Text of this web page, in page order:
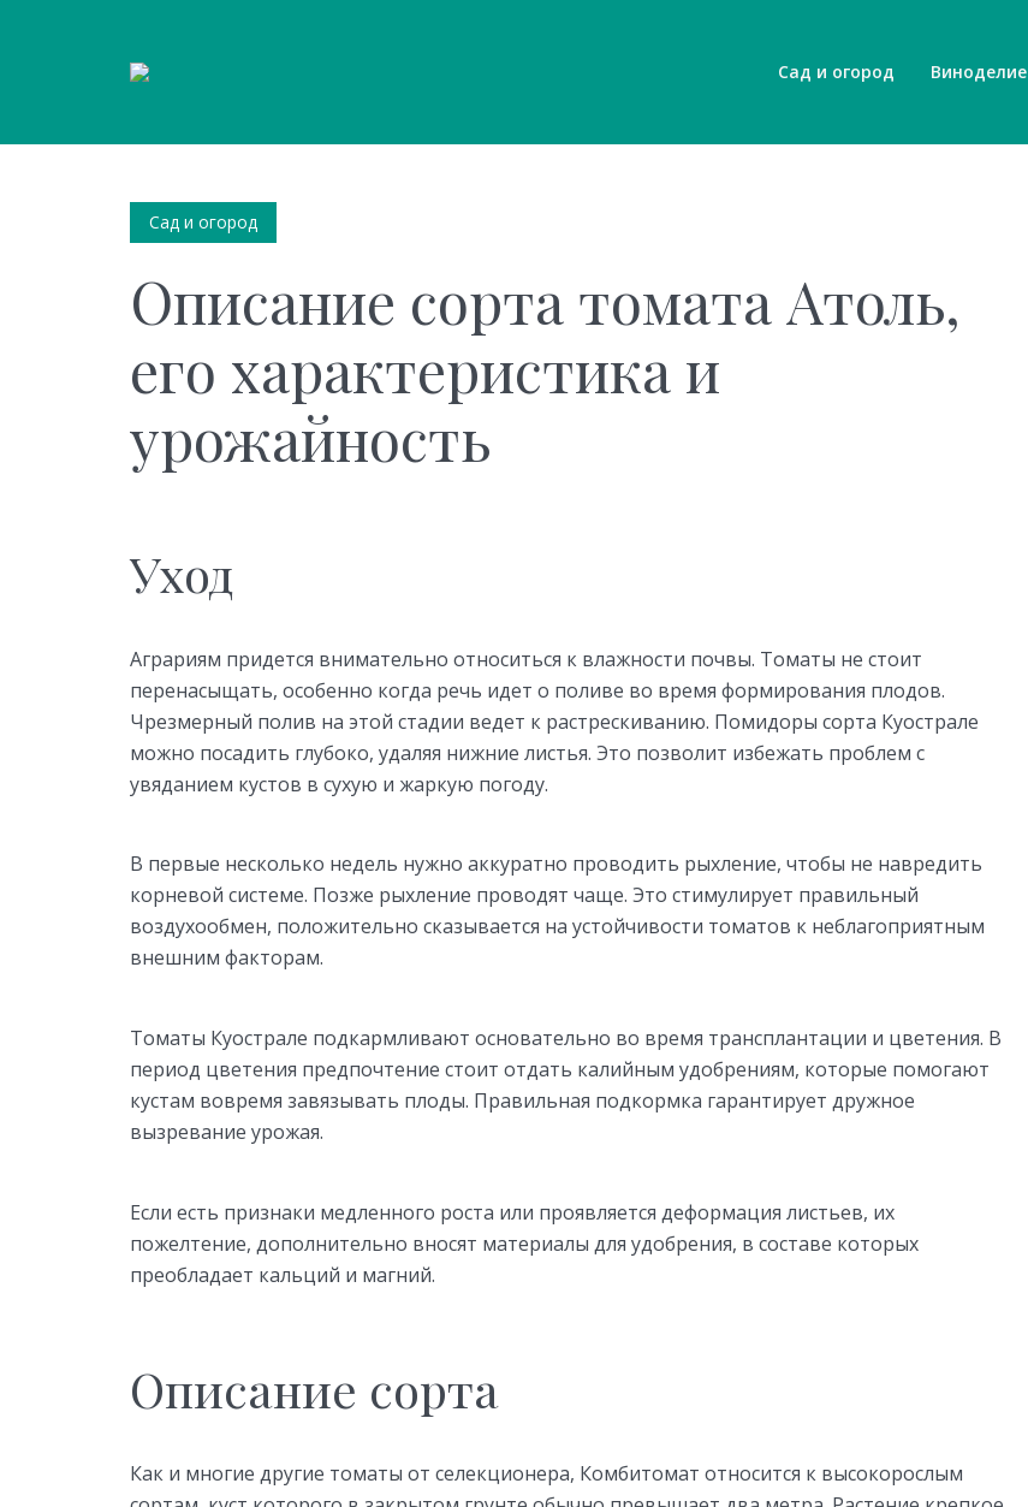
Сад и огород Виноделие
Сад и огород
Описание сорта томата Атоль,
его характеристика и
урожайность
Уход
Аграриям придется внимательно относиться к влажности почвы. Томаты не стоит
перенасыщать, особенно когда речь идет о поливе во время формирования плодов.
Чрезмерный полив на этой стадии ведет к растрескиванию. Помидоры сорта Куострале
можно посадить глубоко, удаляя нижние листья. Это позволит избежать проблем с
увяданием кустов в сухую и жаркую погоду.
В первые несколько недель нужно аккуратно проводить рыхление, чтобы не навредить
корневой системе. Позже рыхление проводят чаще. Это стимулирует правильный
воздухообмен, положительно сказывается на устойчивости томатов к неблагоприятным
внешним факторам.
Томаты Куострале подкармливают основательно во время трансплантации и цветения. В
период цветения предпочтение стоит отдать калийным удобрениям, которые помогают
кустам вовремя завязывать плоды. Правильная подкормка гарантирует дружное
вызревание урожая.
Если есть признаки медленного роста или проявляется деформация листьев, их
пожелтение, дополнительно вносят материалы для удобрения, в составе которых
преобладает кальций и магний.
Описание сорта
Как и многие другие томаты от селекционера, Комбитомат относится к высокорослым